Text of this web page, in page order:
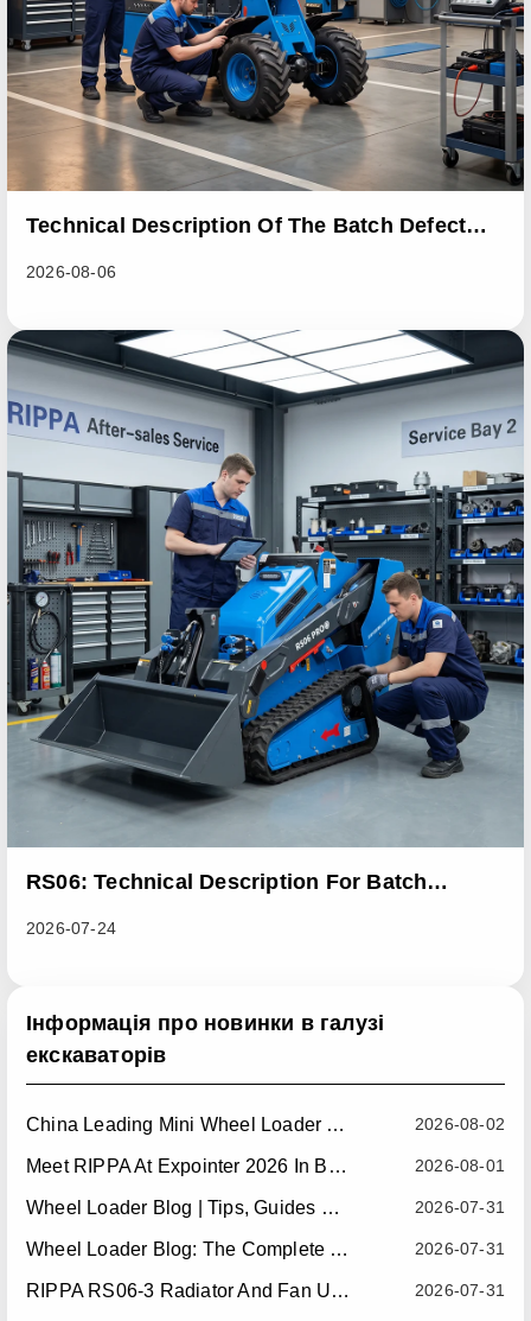
Technical Description Of The Batch Defect
2026-08-06
RS06: Technical Description For Batch
2026-07-24
Інформація про новинки в галузі
екскаваторів
2026-08-02
China Leading Mini Wheel Loader Supplier: Reliable Compact Wheel Loaders For Global Markets
2026-08-01
Meet RIPPA At Expointer 2026 In Brazil
2026-07-31
Wheel Loader Blog | Tips, Guides & Attachments
2026-07-31
Wheel Loader Blog: The Complete Guide To Wheel Loaders For Construction, Agriculture, And Material Handling
2026-07-31
RIPPA RS06-3 Radiator And Fan Upgrade — Effective July 10, 2026